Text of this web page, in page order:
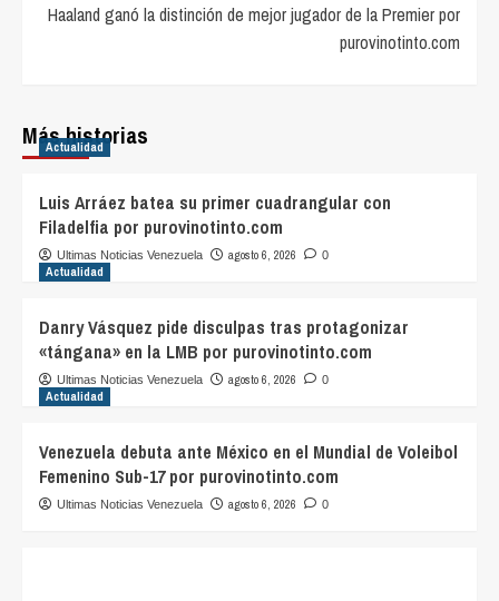
Haaland ganó la distinción de mejor jugador de la Premier por
purovinotinto.com
Más historias
Actualidad
Luis Arráez batea su primer cuadrangular con
Filadelfia por purovinotinto.com
Ultimas Noticias Venezuela agosto 6, 2026 0
Actualidad
Danry Vásquez pide disculpas tras protagonizar
«tángana» en la LMB por purovinotinto.com
Ultimas Noticias Venezuela agosto 6, 2026 0
Actualidad
Venezuela debuta ante México en el Mundial de Voleibol
Femenino Sub-17 por purovinotinto.com
Ultimas Noticias Venezuela agosto 6, 2026 0